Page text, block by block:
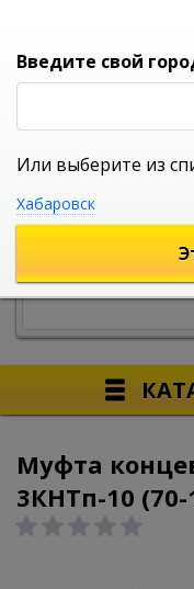
УНИВЕРСАЛЬНЫЙ
Муфта
3КНТп-10
Введите свой
Или выберите из
Хабаровск